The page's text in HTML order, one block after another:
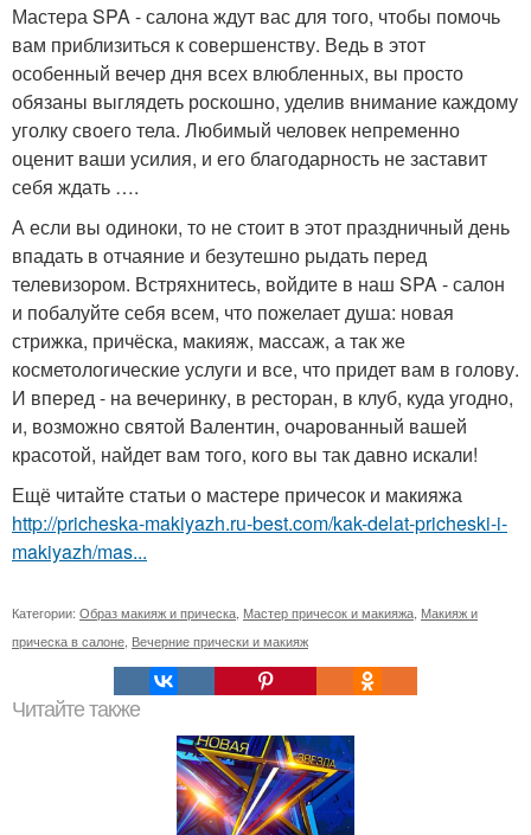
Мастера SPA - салона ждут вас для того, чтобы помочь
вам приблизиться к совершенству. Ведь в этот
особенный вечер дня всех влюбленных, вы просто
обязаны выглядеть роскошно, уделив внимание каждому
уголку своего тела. Любимый человек непременно
оценит ваши усилия, и его благодарность не заставит
себя ждать ….
А если вы одиноки, то не стоит в этот праздничный день
впадать в отчаяние и безутешно рыдать перед
телевизором. Встряхнитесь, войдите в наш SPA - салон
и побалуйте себя всем, что пожелает душа: новая
стрижка, причёска, макияж, массаж, а так же
косметологические услуги и все, что придет вам в голову.
И вперед - на вечеринку, в ресторан, в клуб, куда угодно,
и, возможно святой Валентин, очарованный вашей
красотой, найдет вам того, кого вы так давно искали!
Ещё читайте статьи о мастере причесок и макияжа
http://pricheska-makiyazh.ru-best.com/kak-delat-pricheski-i-
makiyazh/mas...
Категории: Образ макияж и прическа Мастер причесок и макияжа Макияж и
прическа в салоне Вечерние прически и макияж
Читайте также